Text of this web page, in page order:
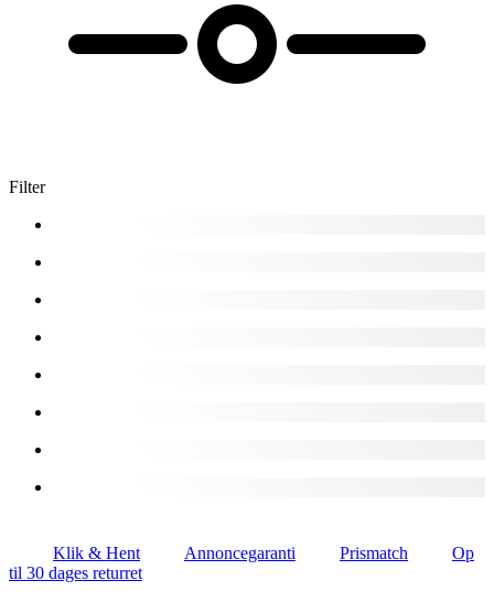
Filter
Klik & Hent Annoncegaranti Prismatch
Op
til 30 dages returret